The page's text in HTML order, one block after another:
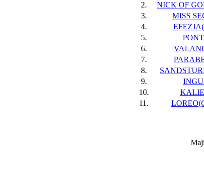
2.
NICK OF
3.
MISS
4.
5.
6.
7.
8.
9.
10.
11.